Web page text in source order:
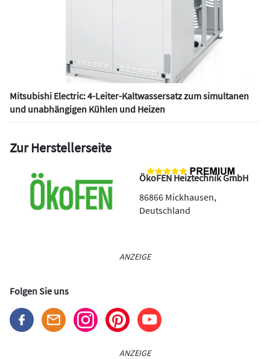
Mitsubishi Electric: 4-Leiter-Kaltwassersatz zum simultanen
und unabhängigen Kühlen und Heizen
Zur Herstellerseite
ÖkoFEN Heiztechnik GmbH
86866 Mickhausen,
Deutschland
ANZEIGE
Folgen Sie uns
ANZEIGE